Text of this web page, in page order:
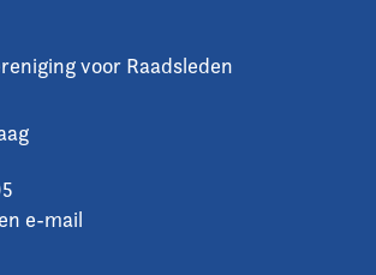
voor Raadsleden
e-mail